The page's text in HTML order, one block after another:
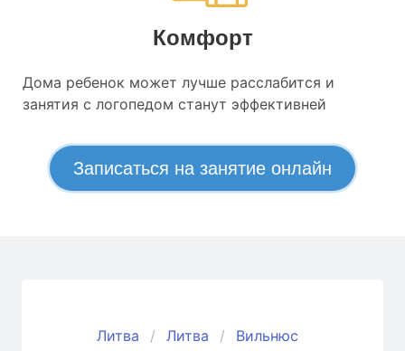
Комфорт
Дома ребенок может лучше расслабится и
занятия с логопедом станут эффективней
Записаться на занятие онлайн
Литва Литва Вильнюс